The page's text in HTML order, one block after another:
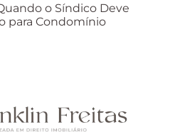
o Síndico Deve
para Condomínio